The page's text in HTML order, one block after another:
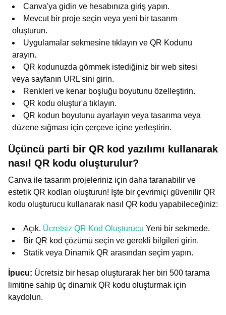
Canva'ya gidin ve hesabınıza giriş yapın.
Mevcut bir proje seçin veya yeni bir tasarım
oluşturun.
Uygulamalar sekmesine tıklayın ve QR Kodunu
arayın.
QR kodunuzda gömmek istediğiniz bir web sitesi
veya sayfanın URL'sini girin.
Renkleri ve kenar boşluğu boyutunu özelleştirin.
QR kodu oluştur'a tıklayın.
QR kodun boyutunu ayarlayın veya tasarıma veya
düzene sığması için çerçeve içine yerleştirin.
Üçüncü parti bir QR kod yazılımı kullanarak
nasıl QR kodu oluşturulur?
Canva ile tasarım projeleriniz için daha taranabilir ve
estetik QR kodları oluşturun! İşte bir çevrimiçi güvenilir QR
kodu oluşturucu kullanarak nasıl QR kodu yapabileceğiniz:
Açık. Ücretsiz QR Kod Oluşturucu Yeni bir sekmede.
Bir QR kod çözümü seçin ve gerekli bilgileri girin.
Statik veya Dinamik QR arasından seçim yapın.
İpucu: Ücretsiz bir hesap oluşturarak her biri 500 tarama
limitine sahip üç dinamik QR kodu oluşturmak için
kaydolun.